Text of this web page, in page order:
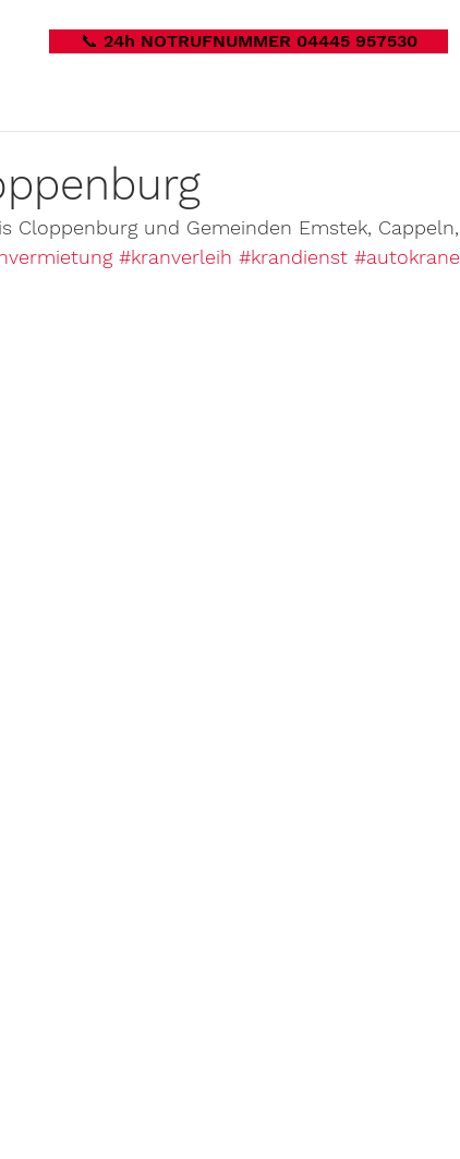
📞 24h NOTRUFNUMMER 04445 957530
Cloppenburg und Gemeinden Emstek, Cappeln,
#kranverleih #krandienst #autokrane